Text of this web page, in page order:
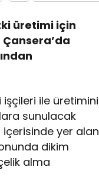
üretimi için
Çansera’da
ile üretimini
sunulacak
içerisinde yer alan
dikim
alma